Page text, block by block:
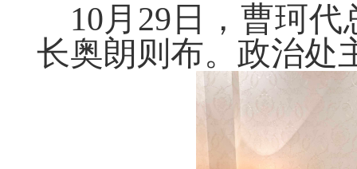
10月29日，曹珂
长奥朗则布。政治处